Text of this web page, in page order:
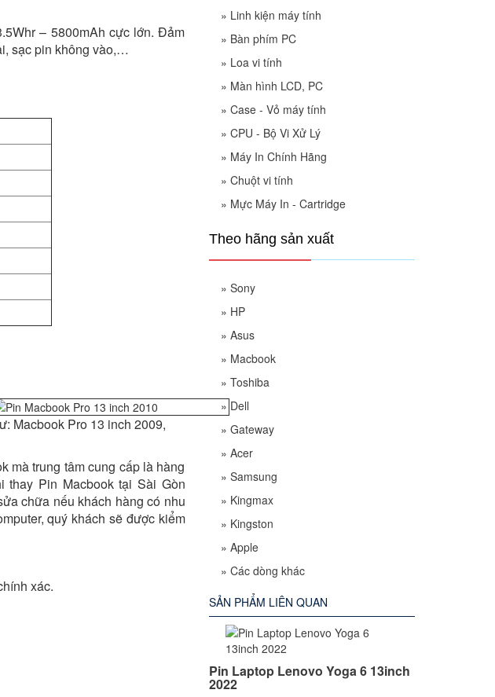
– 5800mAh cực lớn. Đảm
sạc pin không vào,…
Macbook Pro 13 inch 2009,
mà trung tâm cung cấp là hàng
Pin Macbook tại Sài Gòn
chữa nếu khách hàng có nhu
quý khách sẽ được kiểm
xác.
» Linh kiện máy tính
» Bàn phím PC
» Loa vi tính
» Màn hình LCD, PC
» Case - Vỏ máy tính
» CPU - Bộ Vi Xử Lý
» Máy In Chính Hãng
» Chuột vi tính
» Mực Máy In - Cartridge
Theo hãng sản xuất
» Sony
» HP
» Asus
» Macbook
» Toshiba
» Dell
» Gateway
» Acer
» Samsung
» Kingmax
» Kingston
» Apple
» Các dòng khác
SẢN PHẨM LIÊN QUAN
Pin Laptop Lenovo Yoga 6 13inch
2022